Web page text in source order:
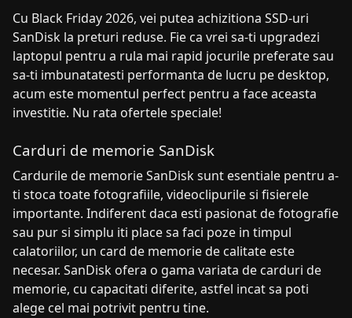
Cu Black Friday 2026, vei putea achizitiona SSD-uri
SanDisk la preturi reduse. Fie ca vrei sa-ti upgradezi
laptopul pentru a rula mai rapid jocurile preferate sau
sa-ti imbunatatesti performanta de lucru pe desktop,
acum este momentul perfect pentru a face aceasta
investitie. Nu rata ofertele speciale!
Carduri de memorie SanDisk
Cardurile de memorie SanDisk sunt esentiale pentru a-
ti stoca toate fotografiile, videoclipurile si fisierele
importante. Indiferent daca esti pasionat de fotografie
sau pur si simplu iti place sa faci poze in timpul
calatoriilor, un card de memorie de calitate este
necesar. SanDisk ofera o gama variata de carduri de
memorie, cu capacitati diferite, astfel incat sa poti
alege cel mai potrivit pentru tine.